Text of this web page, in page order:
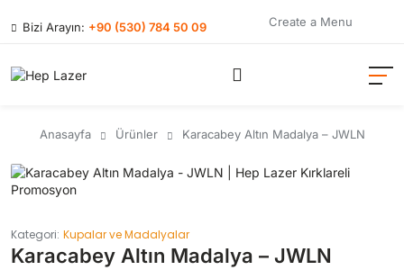
Bizi Arayın: +90 (530) 784 50 09 Create a Menu
Anasayfa Ürünler Karacabey Altın Madalya – JWLN
Kategori: Kupalar ve Madalyalar
Karacabey Altın Madalya – JWLN